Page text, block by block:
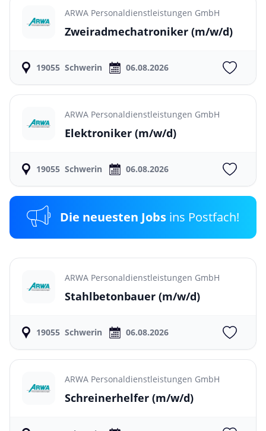
ARWA Personaldienstleistungen GmbH
Zweiradmechatroniker (m/w/d)
19055 Schwerin 06.08.2026
ARWA Personaldienstleistungen GmbH
Elektroniker (m/w/d)
19055 Schwerin 06.08.2026
Die neuesten Jobs ins Postfach!
ARWA Personaldienstleistungen GmbH
Stahlbetonbauer (m/w/d)
19055 Schwerin 06.08.2026
ARWA Personaldienstleistungen GmbH
Schreinerhelfer (m/w/d)